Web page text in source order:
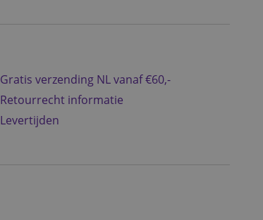
Gratis verzending NL vanaf €60,-
Retourrecht informatie
Levertijden